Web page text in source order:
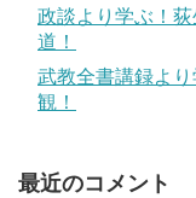
政談より学ぶ！
道！
武教全書講録よ
観！
最近のコメント